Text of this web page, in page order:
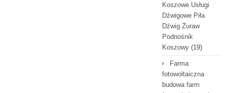
Koszowe Usługi
Dźwigowe Piła
Dźwig Żuraw
Podnośnik
Koszowy (19)
Farma
fotowoltaiczna
budowa farm